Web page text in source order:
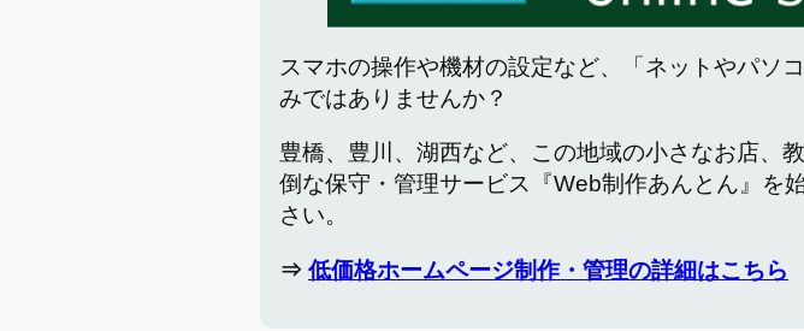
スマホの操作や機材の設定など、「ネットやパソ
みではありませんか？
豊橋、豊川、湖西など、この地域の小さなお店、
倒な保守・管理サービス『Web制作あんとん』を
さい。
⇒ 低価格ホームページ制作・管理の詳細はこちら